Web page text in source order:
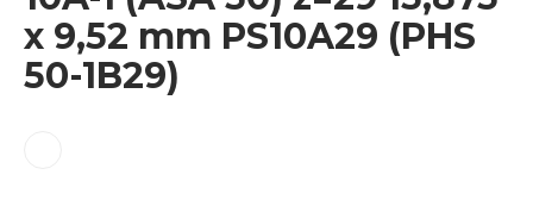
x 9,52 mm PS10A29 (PHS
50-1B29)